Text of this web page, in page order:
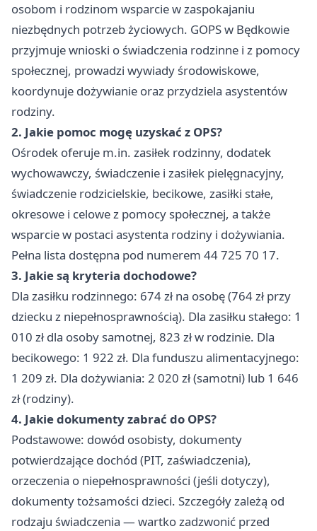
osobom i rodzinom wsparcie w zaspokajaniu
niezbędnych potrzeb życiowych. GOPS w Będkowie
przyjmuje wnioski o świadczenia rodzinne i z pomocy
społecznej, prowadzi wywiady środowiskowe,
koordynuje dożywianie oraz przydziela asystentów
rodziny.
2. Jakie pomoc mogę uzyskać z OPS?
Ośrodek oferuje m.in. zasiłek rodzinny, dodatek
wychowawczy, świadczenie i zasiłek pielęgnacyjny,
świadczenie rodzicielskie, becikowe, zasiłki stałe,
okresowe i celowe z pomocy społecznej, a także
wsparcie w postaci asystenta rodziny i dożywiania.
Pełna lista dostępna pod numerem 44 725 70 17.
3. Jakie są kryteria dochodowe?
Dla zasiłku rodzinnego: 674 zł na osobę (764 zł przy
dziecku z niepełnosprawnością). Dla zasiłku stałego: 1
010 zł dla osoby samotnej, 823 zł w rodzinie. Dla
becikowego: 1 922 zł. Dla funduszu alimentacyjnego:
1 209 zł. Dla dożywiania: 2 020 zł (samotni) lub 1 646
zł (rodziny).
4. Jakie dokumenty zabrać do OPS?
Podstawowe: dowód osobisty, dokumenty
potwierdzające dochód (PIT, zaświadczenia),
orzeczenia o niepełnosprawności (jeśli dotyczy),
dokumenty tożsamości dzieci. Szczegóły zależą od
rodzaju świadczenia — wartko zadzwonić przed